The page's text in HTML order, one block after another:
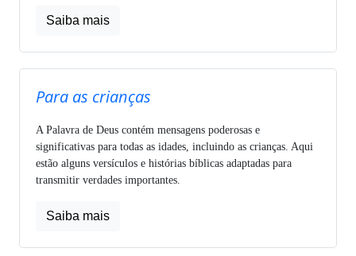
Saiba mais
Para as crianças
A Palavra de Deus contém mensagens poderosas e
significativas para todas as idades, incluindo as crianças. Aqui
estão alguns versículos e histórias bíblicas adaptadas para
transmitir verdades importantes.
Saiba mais